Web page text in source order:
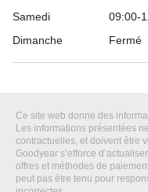
Samedi
09:00-
Dimanche
Fermé
Ce site web donne des
Les informations présentées
contractuelles, et doivent être
Goodyear s’efforce
offres et méthodes de
peut pas être tenu pour